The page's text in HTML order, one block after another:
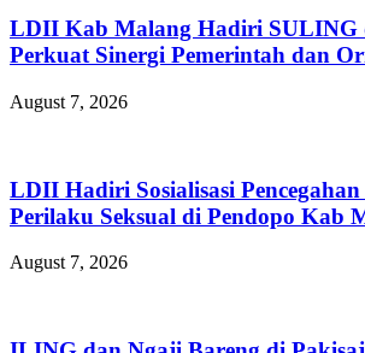
LDII Kab Malang Hadiri SULING
Perkuat Sinergi Pemerintah dan
August 7, 2026
LDII Hadiri Sosialisasi
Perilaku Seksual di Pendopo Kab
August 7, 2026